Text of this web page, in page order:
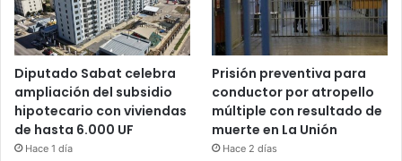
Diputado Sabat celebra
ampliación del subsidio
hipotecario con viviendas
de hasta 6.000 UF
Hace 1 día
Prisión preventiva para
conductor por atropello
múltiple con resultado de
muerte en La Unión
Hace 2 días